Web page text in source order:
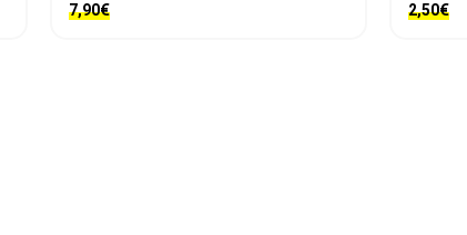
7,90€ 2,50€